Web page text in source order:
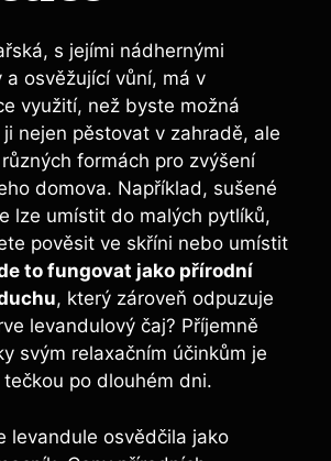
s jejími nádhernými
osvěžující vůní, má v
využití, než byste možná
nejen pěstovat v zahradě, ale
formách pro zvýšení
domova. Například, sušené
lze umístit do malých pytlíků,
pověsit ve skříni nebo umístit
to fungovat jako přírodní
, který zároveň odpuzuje
levandulový čaj? Příjemně
svým relaxačním účinkům je
po dlouhém dni.
levandule osvědčila jako